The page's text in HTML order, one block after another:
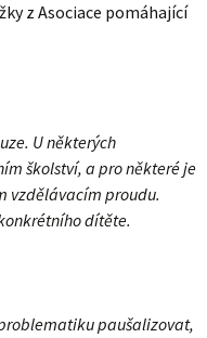
z Asociace pomáhající
U některých
školství, a pro některé je
vzdělávacím proudu.
dítěte.
paušalizovat,